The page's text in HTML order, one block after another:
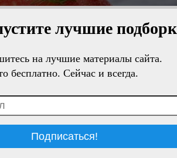
лучшие
на лучшие материалы сайта.
бесплатно. Сейчас и всегда.